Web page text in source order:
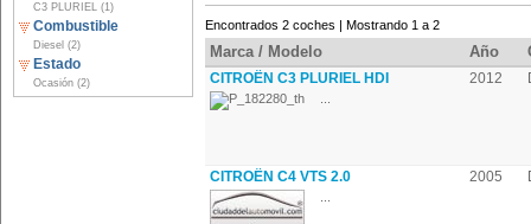
C3 PLURIEL (1)
Combustible
Diesel (2)
Estado
Ocasión (2)
Encontrados 2 coches | Mostrando 1 a 2
Marca / Modelo Año
CITROËN C3 PLURIEL HDI 2012
CITROËN C4 VTS 2.0 2005